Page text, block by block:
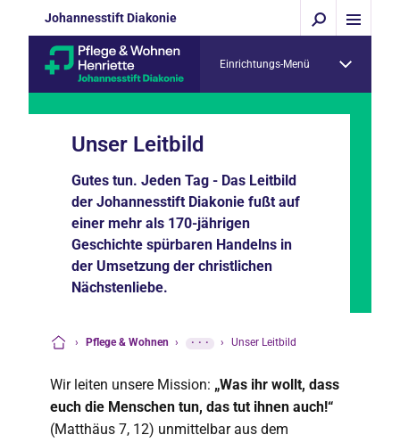
Johannesstift Diakonie
Einrichtungs-Menü
Unser Leitbild
Gutes tun. Jeden Tag - Das Leitbild
der Johannesstift Diakonie fußt auf
einer mehr als 170-jährigen
Geschichte spürbaren Handelns in
der Umsetzung der christlichen
Nächstenliebe.
› Pflege & Wohnen › ··· › Unser Leitbild
Wir leiten unsere Mission: „Was ihr wollt, dass
euch die Menschen tun, das tut ihnen auch!“
(Matthäus 7, 12) unmittelbar aus dem